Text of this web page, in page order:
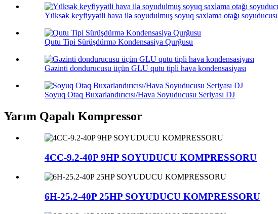
Yüksək keyfiyyətli hava ilə soyudulmuş soyuq saxlama otağı
Qutu Tipi Sürüşdürmə Kondensasiya Qurğusu
Gəzinti dondurucusu üçün GLU qutu tipli hava kondensasiyası
Soyuq Otaq Buxarlandırıcısı/Hava Soyuducusu Seriyası DJ
Yarım Qapalı Kompressor
4CC-9.2-40P 9HP SOYUDUCU KOMPRESSORU
6H-25.2-40P 25HP SOYUDUCU KOMPRESSORU